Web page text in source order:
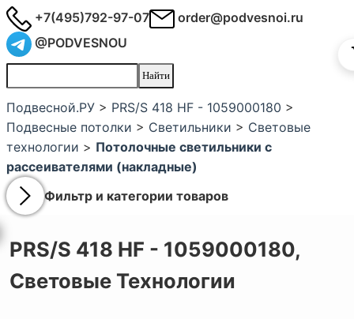
+7(495)792-97-07
order@podvesnoi.ru
@PODVESNOU
Подвесной.РУ > PRS/S 418 HF - 1059000180 >
Подвесные потолки > Светильники > Световые
технологии > Потолочные светильники с
рассеивателями (накладные)
Фильтр и категории товаров
PRS/S 418 HF - 1059000180,
Световые Технологии